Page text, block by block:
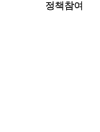
정책참여